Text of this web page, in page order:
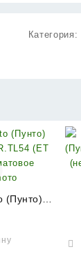
Категория:
(Пунто)